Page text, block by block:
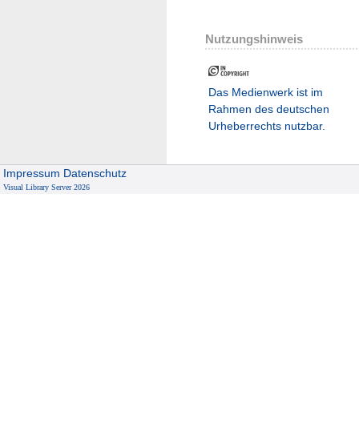
Nutzungshinweis
Das Medienwerk ist im
Rahmen des deutschen
Urheberrechts nutzbar.
Impressum Datenschutz
Visual Library Server 2026